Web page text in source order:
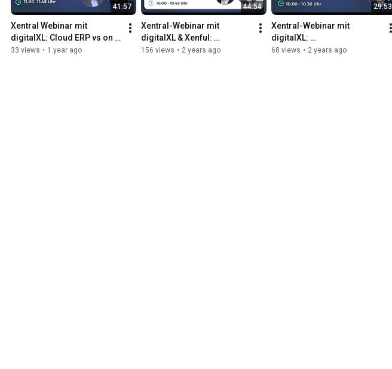
41:57
Xentral Webinar mit
digitalXL: Cloud ERP vs on
premise Lösung
33 views • 1 year ago
44:54
Xentral-Webinar mit
digitalXL & Xenful:
Logistikprozesse
156 views • 2 years ago
29:53
Xentral-Webinar mit
digitalXL:
Auftragsmanagement
68 views • 2 years ago